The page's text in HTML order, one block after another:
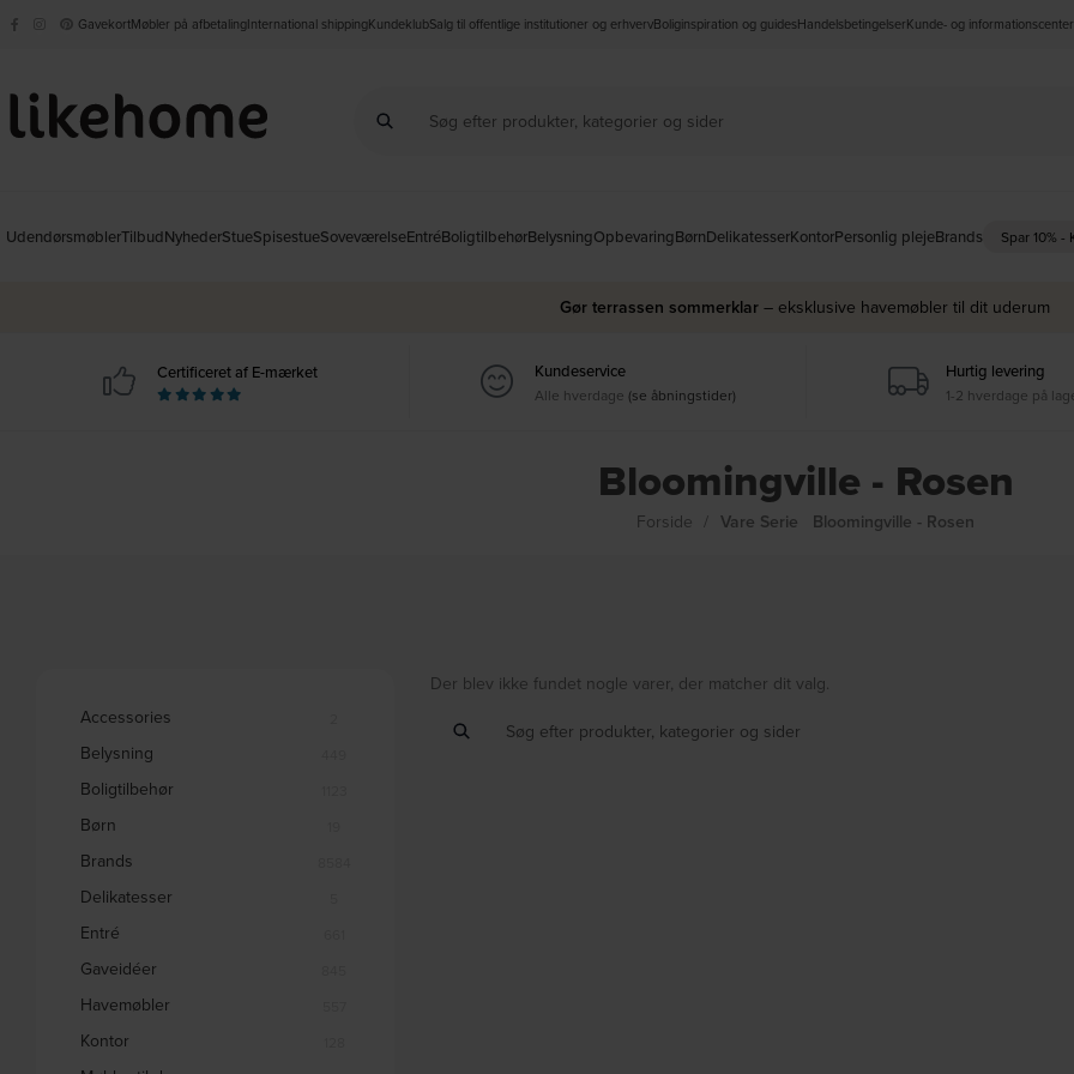
GavekortMøbler på afbetalingInternational shippingKundeklubSalg til offentlige institutioner og erhvervBoliginspiration og guidesHandelsbetingelserKunde- og informationscenter
UdendørsmøblerTilbudNyhederStueSpisestueSoveværelseEntréBoligtilbehørBelysningOpbevaringBørnDelikatesserKontorPersonlig plejeBrands Spar 10%
Gør terrassen sommerklar – eksklusive havemøbler til dit uderum
Certificeret af E-mærket Kundeservice
Alle hverdage (se åbningstider)
Hurtig levering
1-2 hverdage på
Bloomingville - Rosen
Forside Vare Serie Bloomingville - Rosen
Accessories
Belysning
Boligtilbehør
Børn
Brands
Delikatesser
Entré
Gaveidéer
Havemøbler
Kontor
Der blev ikke fundet nogle varer, der matcher dit valg.